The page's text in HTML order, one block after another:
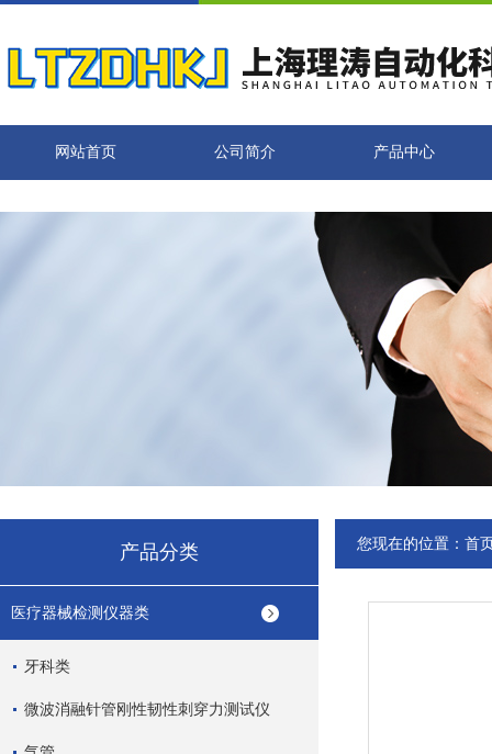
网站首页 公司简介 产品中心
产品分类
医疗器械检测仪器类
牙科类
微波消融针管刚性韧性刺穿力测试仪
您现在的位置： 首